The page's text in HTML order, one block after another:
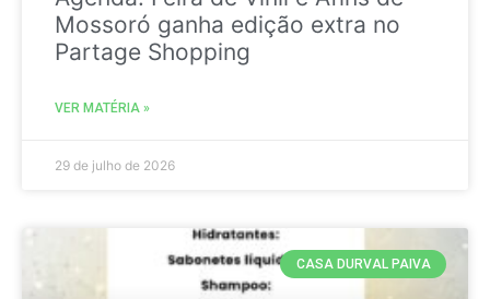
Mossoró ganha edição extra no
Partage Shopping
VER MATÉRIA »
29 de julho de 2026
CASA DURVAL PAIVA